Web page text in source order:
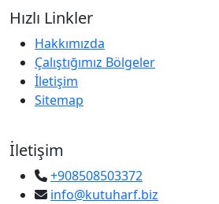
Hızlı Linkler
Hakkımızda
Çalıştığımız Bölgeler
İletişim
Sitemap
İletişim
+908508503372
info@kutuharf.biz